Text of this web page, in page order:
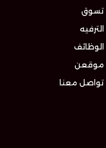
تسوق
الترفيه
الوظائف
موقعن
تواصل معنا